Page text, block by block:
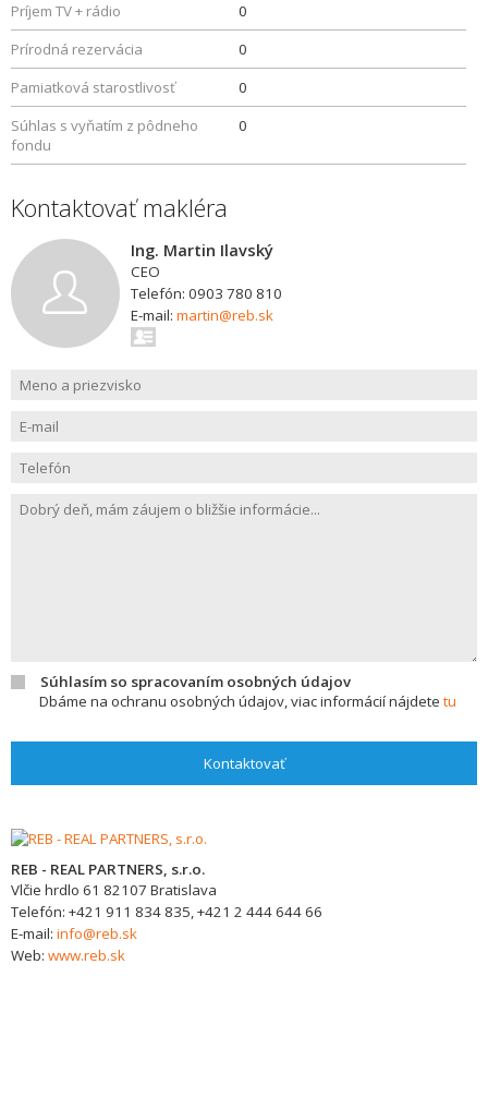
Príjem TV + rádio
0
Prírodná rezervácia
0
Pamiatková starostlivosť
0
Súhlas s vyňatím z pôdneho
fondu
0
Kontaktovať makléra
Ing. Martin Ilavský
CEO
Telefón: 0903 780 810
E-mail: martin@reb.sk
Súhlasím so spracovaním osobných údajov
Dbáme na ochranu osobných údajov, viac informácií nájdete tu
Kontaktovať
REB - REAL PARTNERS, s.r.o.
Vlčie hrdlo 61 82107 Bratislava
Telefón: +421 911 834 835, +421 2 444 644 66
E-mail: info@reb.sk
Web: www.reb.sk